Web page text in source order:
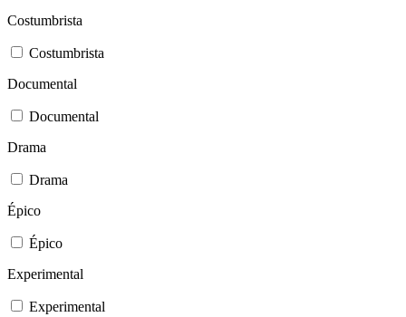
Costumbrista
Costumbrista
Documental
Documental
Drama
Drama
Épico
Épico
Experimental
Experimental